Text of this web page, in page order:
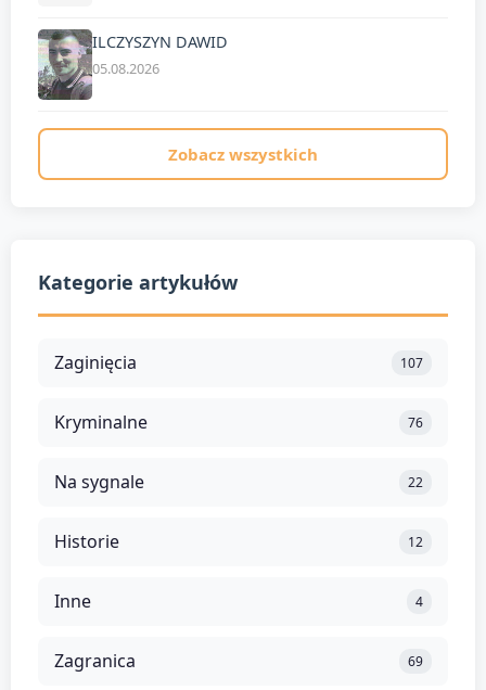
ILCZYSZYN DAWID
05.08.2026
Zobacz wszystkich
Kategorie artykułów
Zaginięcia 107
Kryminalne 76
Na sygnale 22
Historie 12
Inne 4
Zagranica 69